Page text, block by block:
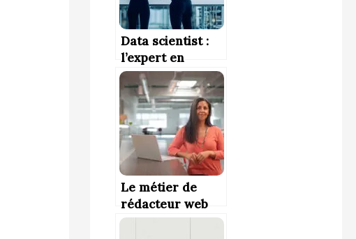
Data scientist :
l’expert en
donnée
Le métier de
rédacteur web